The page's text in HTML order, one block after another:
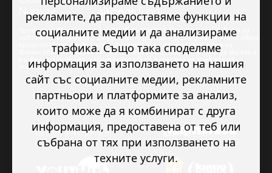
Проектът “Младежкото доброволчество в подкрепа на правата на
човека” се изпълнява с финансова подкрепа в размер на 89 978.50 евро,
предоставена от Исландия, Лихтенщайн и Норвегия по линия на
Финансовия механизъм на ЕИП. Основната цел на проекта е да укрепи и
развие младежкото доброволчество в подкрепа на правата на
човека.
рекламите, да предоставяме функции на
социалните медии и да анализираме
трафика. Също така споделяме
информация за използването на нашия
сайт със социалните медии, рекламните
партньори и платформите за анализ,
които може да я комбинират с друга
информация, предоставена от теб или
събрана от тях при използването на
техните услуги.